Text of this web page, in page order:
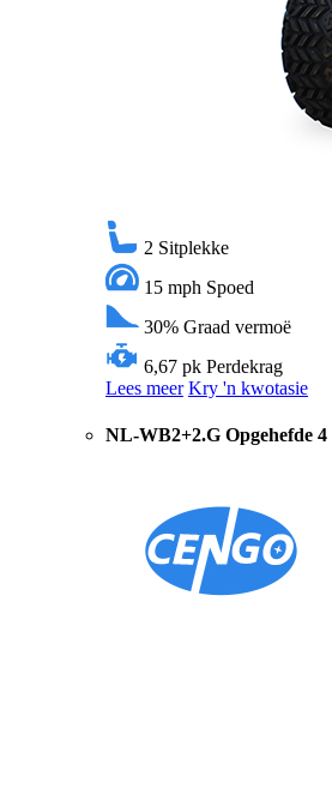
2 Sitplekke
15 mph Spoed
30% Graad vermoë
6,67 pk Perdekrag
Lees meer Kry 'n kwotasie
NL-WB2+2.G Opgehefde 4